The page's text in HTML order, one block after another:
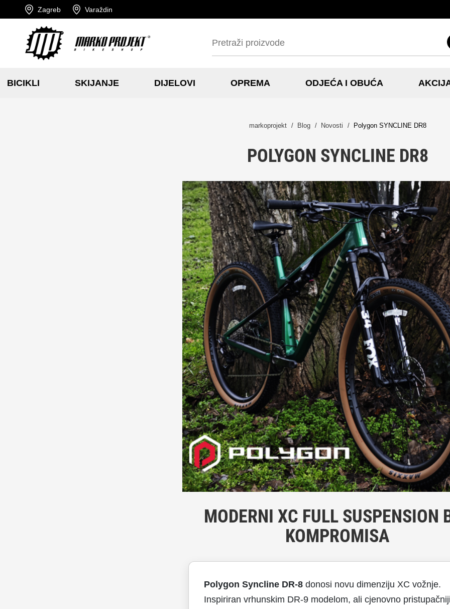
Zagreb Varaždin
BICIKLI SKIJANJE DIJELOVI OPREMA ODJEĆA I OBUĆA
markoprojekt Blog Novosti Polygon SYNCLINE DR8
POLYGON SYNCLINE DR8
MODERNI XC FULL SUSPENSION
KOMPROMISA
Polygon Syncline DR-8 donosi novu dimenziju XC vožnje.
Inspiriran vrhunskim DR-9 modelom, ali cjenovno